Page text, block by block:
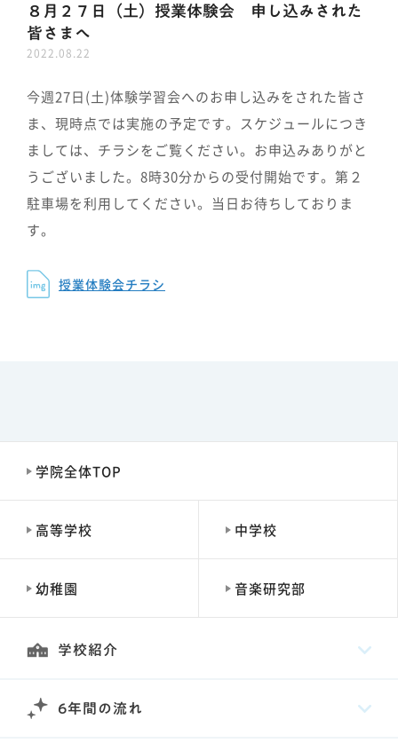
８月２７日（土）授業体験会 申し込みされた
皆さまへ
2022.08.22
今週27日(土)体験学習会へのお申し込みをされた皆さ
ま、現時点では実施の予定です。スケジュールにつき
ましては、チラシをご覧ください。お申込みありがと
うございました。 8時30分からの受付開始です。第２
駐車場を利用してください。当日お待ちしておりま
す。
授業体験会チラシ
学院全体TOP
高等学校 中学校
幼稚園 音楽研究部
学校紹介
6年間の流れ